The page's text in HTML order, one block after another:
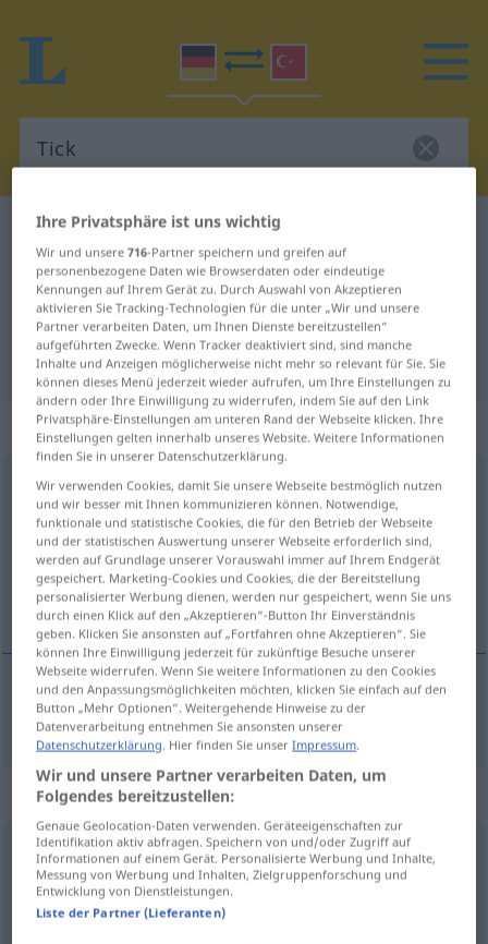
Deutsch-Türkisch Wörterbuch
Deutsch-Türkisch Übersetzung für
"Tick"
"Tick" Türkisch Übersetzung
„Tick“: männlich
Tickm <-s;-s>
Übersicht aller Übersetzungen
(Für mehr Details die Übersetzung anklicken/antippen)
tik
Tick
Synonyme für "Tick"
Angewohnheit,Marotte,Macke (ugs.),Spleen,Eigenart
Fimmel (ugs.), Grille (veraltend)
Ihre Privatsphäre ist uns wichtig
Wir und unsere716-Partner speichern und greifen auf
personenbezogene Daten wie Browserdaten oder eindeutige
Kennungen auf Ihrem Gerät zu. Durch Auswahl von Akzeptieren
aktivieren Sie Tracking-Technologien für die unter „Wir und unsere
Partner verarbeiten Daten, um Ihnen Dienste bereitzustellen“
aufgeführten Zwecke. Wenn Tracker deaktiviert sind, sind manche
Inhalte und Anzeigen möglicherweise nicht mehr so relevant für Sie. Sie
können dieses Menü jederzeit wieder aufrufen, um Ihre Einstellungen zu
ändern oder Ihre Einwilligung zu widerrufen, indem Sie auf den Link
Privatsphäre-Einstellungen am unteren Rand der Webseite klicken. Ihre
Einstellungen gelten innerhalb unseres Website. Weitere Informationen
finden Sie in unserer Datenschutzerklärung.
Wir verwenden Cookies, damit Sie unsere Webseite bestmöglich nutzen
und wir besser mit Ihnen kommunizieren können. Notwendige,
funktionale und statistische Cookies, die für den Betrieb der Webseite
und der statistischen Auswertung unserer Webseite erforderlich sind,
werden auf Grundlage unserer Vorauswahl immer auf Ihrem Endgerät
gespeichert. Marketing-Cookies und Cookies, die der Bereitstellung
personalisierter Werbung dienen, werden nur gespeichert, wenn Sie uns
durch einen Klick auf den „Akzeptieren“-Button Ihr Einverständnis
geben. Klicken Sie ansonsten auf „Fortfahren ohne Akzeptieren“. Sie
können Ihre Einwilligung jederzeit für zukünftige Besuche unserer
Webseite widerrufen. Wenn Sie weitere Informationen zu den Cookies
und den Anpassungsmöglichkeiten möchten, klicken Sie einfach auf den
Button „Mehr Optionen“. Weitergehende Hinweise zu der
Datenverarbeitung entnehmen Sie ansonsten unserer
Datenschutzerklärung. Hier finden Sie unserImpressum.
Wir und unsere Partner verarbeiten Daten, um
Folgendes bereitzustellen:
Genaue Geolocation-Daten verwenden. Geräteeigenschaften zur
Identifikation aktiv abfragen. Speichern von und/oder Zugriff auf
Informationen auf einem Gerät. Personalisierte Werbung und Inhalte,
Messung von Werbung und Inhalten, Zielgruppenforschung und
Entwicklung von Dienstleistungen.
Liste der Partner (Lieferanten)